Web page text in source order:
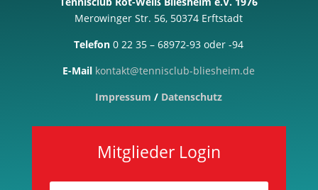
Merowinger Str. 56, 50374 Erftstadt
Telefon0 22 35 – 68972-93 oder -94
E-Mail kontakt@tennisclub-bliesheim.de
Impressum / Datenschutz
Mitglieder Login